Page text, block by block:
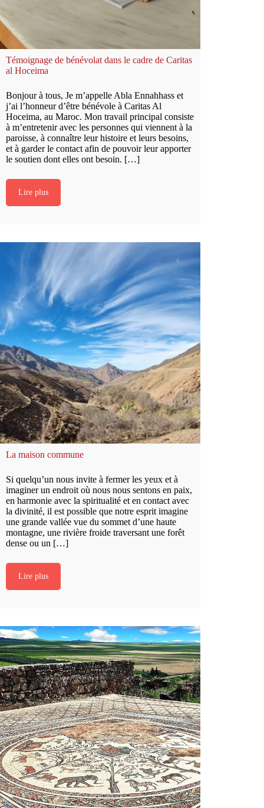
Témoignage de bénévolat dans le cadre de Caritas
al Hoceima
Bonjour à tous, Je m’appelle Abla Ennahhass et
j’ai l’honneur d’être bénévole à Caritas Al
Hoceima, au Maroc. Mon travail principal consiste
à m’entretenir avec les personnes qui viennent à la
paroisse, à connaître leur histoire et leurs besoins,
et à garder le contact afin de pouvoir leur apporter
le soutien dont elles ont besoin. […]
Lire plus
La maison commune
Si quelqu’un nous invite à fermer les yeux et à
imaginer un endroit où nous nous sentons en paix,
en harmonie avec la spiritualité et en contact avec
la divinité, il est possible que notre esprit imagine
une grande vallée vue du sommet d’une haute
montagne, une rivière froide traversant une forêt
dense ou un […]
Lire plus